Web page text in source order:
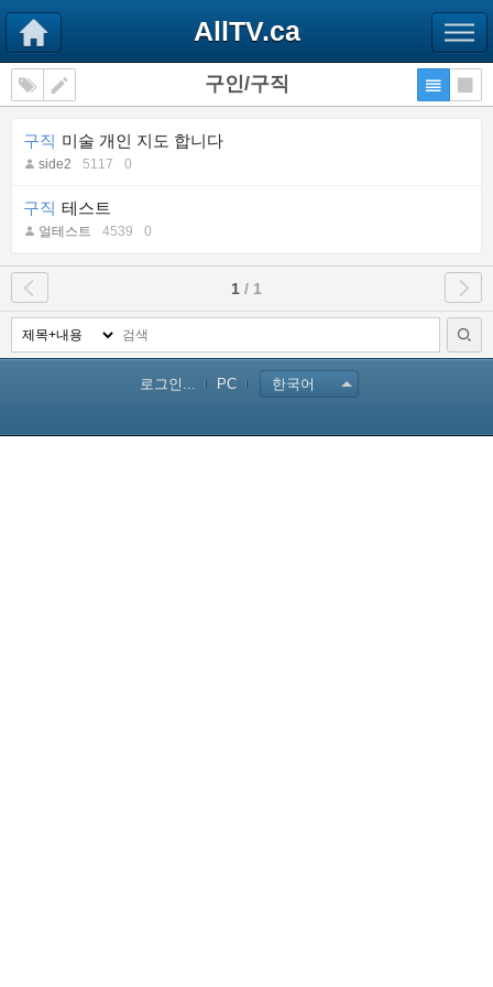
AllTV.ca
구인/구직
구직 미술 개인 지도 합니다
side2 5117 0
구직 테스트
얼테스트 4539 0
1 / 1
로그인... PC 한국어